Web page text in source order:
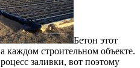
Бетон этот
каждом строительном объекте.
заливки, вот поэтому